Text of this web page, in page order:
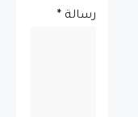
رسالة *